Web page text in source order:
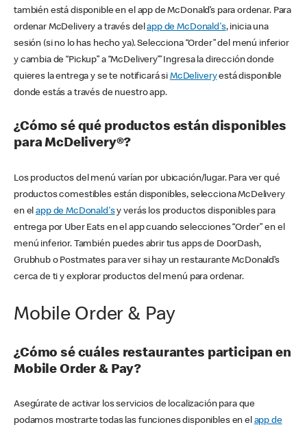
también está disponible en el app de McDonald’s para ordenar. Para
ordenar McDelivery a través delapp de McDonald's, inicia una
sesión (si no lo has hecho ya). Selecciona “Order” del menú inferior
y cambia de “Pickup” a “McDelivery’” Ingresa la dirección donde
quieres la entrega y se te notificará si McDeliveryestá disponible
donde estás a través de nuestro app.
¿Cómo sé qué productos están disponibles
para McDelivery®?
Los productos del menú varían por ubicación/lugar. Para ver qué
productos comestibles están disponibles, selecciona McDelivery
en elapp de McDonald'sy verás los productos disponibles para
entrega por Uber Eats en el app cuando selecciones “Order” en el
menú inferior. También puedes abrir tus apps de DoorDash,
Grubhub o Postmates para ver si hay un restaurante McDonald’s
cerca de ti y explorar productos del menú para ordenar.
Mobile Order & Pay
¿Cómo sé cuáles restaurantes participan en
Mobile Order & Pay?
Asegúrate de activar los servicios de localización para que
podamos mostrarte todas las funciones disponibles en el app de